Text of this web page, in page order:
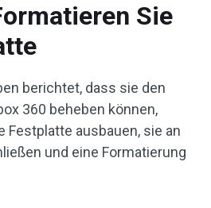
Sie
berichtet, dass sie den
360 beheben können,
Festplatte ausbauen, sie an
und eine Formatierung